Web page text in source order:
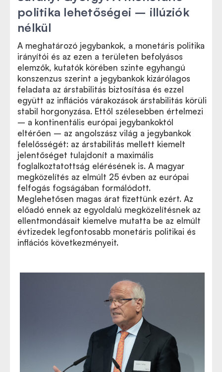
politika lehetőségei – illúziók
nélkül
A meghatározó jegybankok, a monetáris politika
irányítói és az ezen a területen befolyásos
elemzők, kutatók körében szinte egyhangú
konszenzus szerint a jegybankok kizárólagos
feladata az árstabilitás biztosítása és ezzel
együtt az inflációs várakozások árstabilitás körüli
stabil horgonyzása. Ettől szélesebben értelmezi
– a kontinentális európai jegybankoktól
eltérően – az angolszász világ a jegybankok
felelősségét: az árstabilitás mellett kiemelt
jelentőséget tulajdonít a maximális
foglalkoztatottság elérésének is. A magyar
megközelítés az elmúlt 25 évben az európai
felfogás fogságában formálódott.
Meglehetősen magas árat fizettünk ezért. Az
előadó ennek az egyoldalú megközelítésnek az
ellentmondásait kiemelve mutatta be az elmúlt
évtizedek legfontosabb monetáris politikai és
inflációs következményeit.